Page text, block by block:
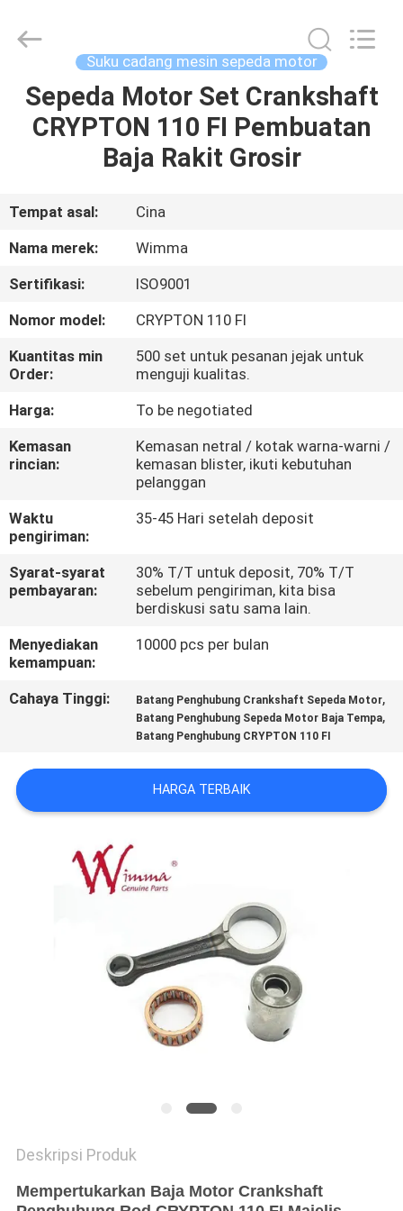
RUMAH
VIDEO
KAMI
TUR
PABRIK
KONTROL
KUALITAS
BERITA
MINTA
PETA
SITUS
KEBIJAKAN
PRIBADI
Spare
Parts
Rights
Reserved.
Suku cadang mesin sepeda motor
Sepeda Motor Set Crankshaft
CRYPTON 110 FI Pembuatan
Baja Rakit Grosir
Tempat asal:
Cina
Nama merek:
Wimma
Sertifikasi:
ISO9001
Nomor model:
CRYPTON 110 FI
Kuantitas min
Order:
500 set untuk pesanan jejak untuk
menguji kualitas.
Harga:
To be negotiated
Kemasan
rincian:
Kemasan netral / kotak warna-warni /
kemasan blister, ikuti kebutuhan
pelanggan
Waktu
pengiriman:
35-45 Hari setelah deposit
Syarat-syarat
pembayaran:
30% T/T untuk deposit, 70% T/T
sebelum pengiriman, kita bisa
berdiskusi satu sama lain.
Menyediakan
kemampuan:
10000 pcs per bulan
Cahaya Tinggi: Batang Penghubung Crankshaft Sepeda Motor,
Batang Penghubung Sepeda Motor Baja Tempa,
Batang Penghubung CRYPTON 110 FI
HARGA TERBAIK
Deskripsi Produk
Mempertukarkan Baja Motor Crankshaft